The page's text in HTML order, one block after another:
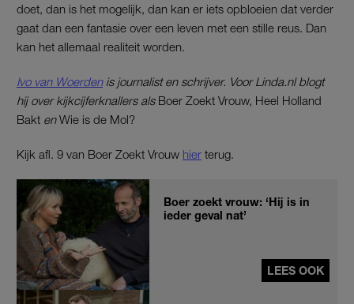
doet, dan is het mogelijk, dan kan er iets opbloeien dat verder
gaat dan een fantasie over een leven met een stille reus. Dan
kan het allemaal realiteit worden.
Ivo van Woerdenis journalist en schrijver. Voor Linda.nl blogt
hij over kijkcijferknallers als Boer Zoekt Vrouw, Heel Holland
Bakt enWie is de Mol?
Kijk afl. 9 van Boer Zoekt Vrouw hier terug.
Boer zoekt vrouw: ‘Hij is in
ieder geval nat’
LEES OOK